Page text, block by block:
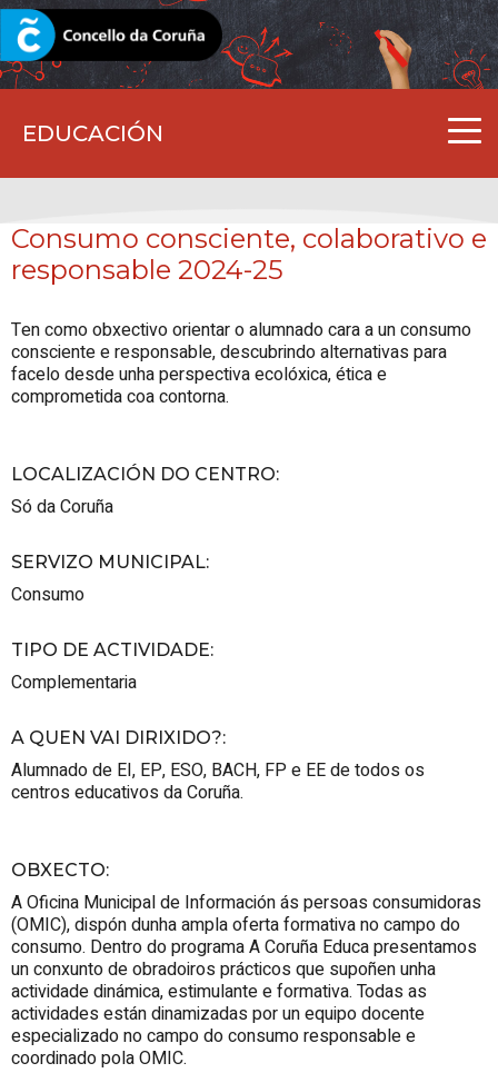
EDUCACIÓN
CORUNA.GAL
Consumo consciente, colaborativo e
responsable 2024-25
Ten como obxectivo orientar o alumnado cara a un consumo
consciente e responsable, descubrindo alternativas para
facelo desde unha perspectiva ecolóxica, ética e
comprometida coa contorna.
LOCALIZACIÓN DO CENTRO:
Só da Coruña
SERVIZO MUNICIPAL:
Consumo
TIPO DE ACTIVIDADE:
Complementaria
A QUEN VAI DIRIXIDO?:
Alumnado de EI, EP, ESO, BACH, FP e EE de todos os
centros educativos da Coruña.
OBXECTO:
A Oficina Municipal de Información ás persoas consumidoras
(OMIC), dispón dunha ampla oferta formativa no campo do
consumo. Dentro do programa A Coruña Educa presentamos
un conxunto de obradoiros prácticos que supoñen unha
actividade dinámica, estimulante e formativa. Todas as
actividades están dinamizadas por un equipo docente
especializado no campo do consumo responsable e
coordinado pola OMIC.